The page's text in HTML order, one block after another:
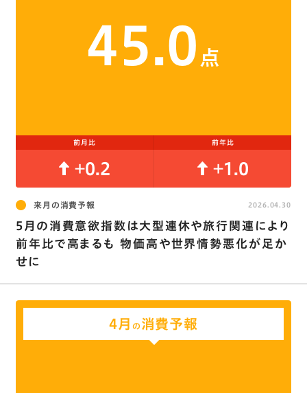
45.0 点
前月比 前年比
+0.2 +1.0
来月の消費予報
5月の消費意欲指数は大型連休や旅行関連により
前年比で高まるも 物価高や世界情勢悪化が足か
せに
2026.04.30
4月 の消費予報